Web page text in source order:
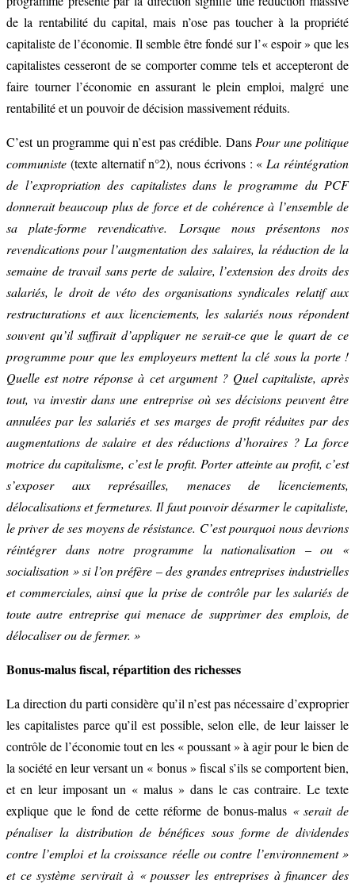
de la rentabilité du capital, mais n’ose pas toucher à la propriété
capitaliste de l’économie. Il semble être fondé sur l’« espoir » que les
capitalistes cesseront de se comporter comme tels et accepteront de
faire tourner l’économie en assurant le plein emploi, malgré une
rentabilité et un pouvoir de décision massivement réduits.
C’est un programme qui n’est pas crédible. Dans Pour une politique
communiste (texte alternatif n°2), nous écrivons : « La réintégration
de l’expropriation des capitalistes dans le programme du PCF
donnerait beaucoup plus de force et de cohérence à l’ensemble de
sa plate-forme revendicative. Lorsque nous présentons nos
revendications pour l’augmentation des salaires, la réduction de la
semaine de travail sans perte de salaire, l’extension des droits des
salariés, le droit de véto des organisations syndicales relatif aux
restructurations et aux licenciements, les salariés nous répondent
souvent qu’il suffirait d’appliquer ne serait-ce que le quart de ce
programme pour que les employeurs mettent la clé sous la porte !
Quelle est notre réponse à cet argument ? Quel capitaliste, après
tout, va investir dans une entreprise où ses décisions peuvent être
annulées par les salariés et ses marges de profit réduites par des
augmentations de salaire et des réductions d’horaires ? La force
motrice du capitalisme, c’est le profit. Porter atteinte au profit, c’est
s’exposer aux représailles, menaces de licenciements,
délocalisations et fermetures. Il faut pouvoir désarmer le capitaliste,
le priver de ses moyens de résistance. C’est pourquoi nous devrions
réintégrer dans notre programme la nationalisation – ou «
socialisation » si l’on préfère – des grandes entreprises industrielles
et commerciales, ainsi que la prise de contrôle par les salariés de
toute autre entreprise qui menace de supprimer des emplois, de
délocaliser ou de fermer. »
Bonus-malus fiscal, répartition des richesses
La direction du parti considère qu’il n’est pas nécessaire d’exproprier
les capitalistes parce qu’il est possible, selon elle, de leur laisser le
contrôle de l’économie tout en les « poussant » à agir pour le bien de
la société en leur versant un « bonus » fiscal s’ils se comportent bien,
et en leur imposant un « malus » dans le cas contraire. Le texte
explique que le fond de cette réforme de bonus-malus « serait de
pénaliser la distribution de bénéfices sous forme de dividendes
contre l’emploi et la croissance réelle ou contre l’environnement »
et ce système servirait à « pousser les entreprises à financer des